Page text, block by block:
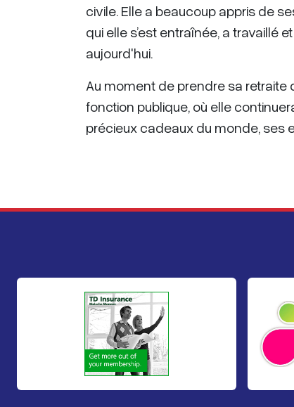
civile. Elle a beaucoup appris de
qui elle s’est entraînée, a travaillé
aujourd'hui.
Au moment de prendre sa retraite
fonction publique, où elle
précieux cadeaux du monde, ses